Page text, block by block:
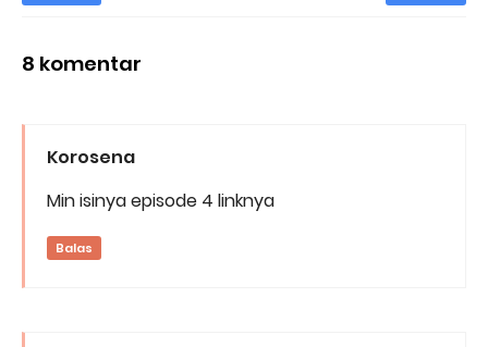
8 komentar
Korosena
Min isinya episode 4 linknya
Balas